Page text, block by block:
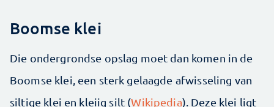
Boomse klei
Die ondergrondse opslag moet dan komen in de
Boomse klei, een sterk gelaagde afwisseling van
siltige klei en kleiig silt (Wikipedia). Deze klei ligt